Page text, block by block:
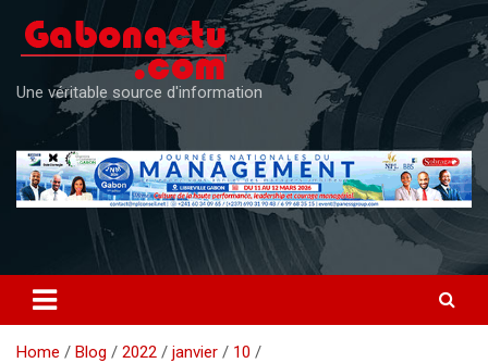
content
Une véritable source d'information
Home Blog 2022 janvier
10